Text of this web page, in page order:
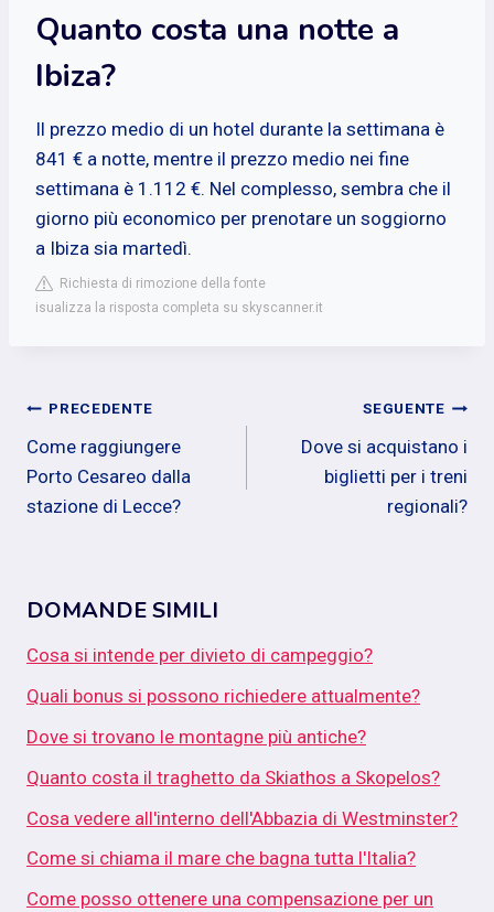
Quanto costa una notte a
Ibiza?
Il prezzo medio di un hotel durante la settimana è
841 € a notte, mentre il prezzo medio nei fine
settimana è 1.112 €. Nel complesso, sembra che il
giorno più economico per prenotare un soggiorno
a Ibiza sia martedì.
Richiesta di rimozione della fonte
isualizza la risposta completa su skyscanner.it
Navigazione
articoli
PRECEDENTE
Come raggiungere
Porto Cesareo dalla
stazione di Lecce?
SEGUENTE
Dove si acquistano i
biglietti per i treni
regionali?
DOMANDE SIMILI
Cosa si intende per divieto di campeggio?
Quali bonus si possono richiedere attualmente?
Dove si trovano le montagne più antiche?
Quanto costa il traghetto da Skiathos a Skopelos?
Cosa vedere all'interno dell'Abbazia di Westminster?
Come si chiama il mare che bagna tutta l'Italia?
Come posso ottenere una compensazione per un